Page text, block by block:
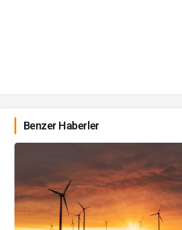
Benzer Haberler